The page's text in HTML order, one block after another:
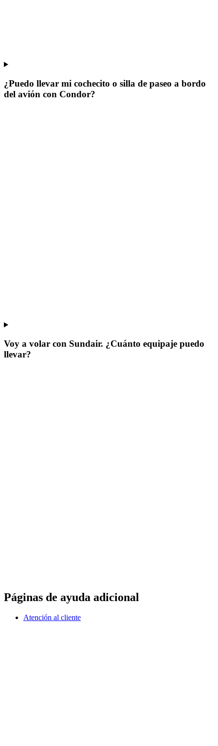
¿Puedo llevar mi cochecito o silla de paseo a bordo
del avión con Condor?
Voy a volar con Sundair. ¿Cuánto equipaje puedo
llevar?
Páginas de ayuda adicional
Atención al cliente